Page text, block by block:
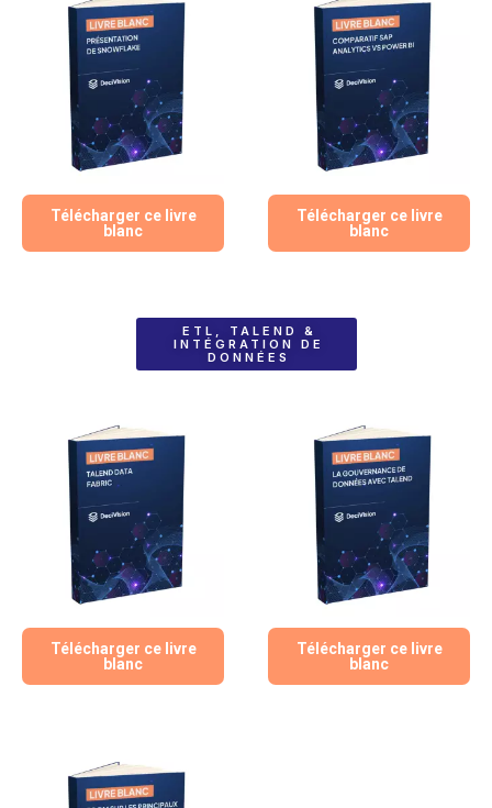
Télécharger ce livre
blanc
Télécharger ce livre
blanc
ETL, TALEND &
INTÉGRATION DE
DONNÉES
Télécharger ce livre
blanc
Télécharger ce livre
blanc